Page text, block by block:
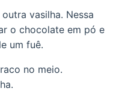
vasilha. Nessa
o chocolate em pó e
um fuê.
no meio.